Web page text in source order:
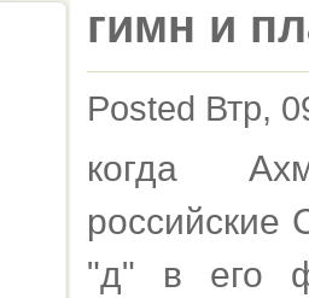
гимн и
Posted Втр,
когда
"д" в его